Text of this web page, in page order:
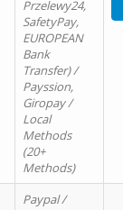
Przelewy24,
SafetyPay,
EUROPEAN
Bank
Transfer) /
Payssion,
Giropay /
Local
Methods
(20+
Methods)
Paypal /